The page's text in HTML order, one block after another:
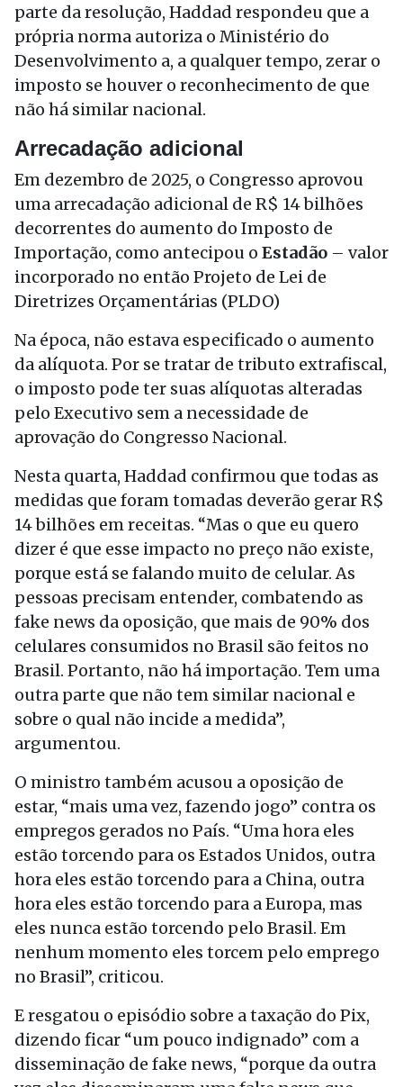
parte da resolução, Haddad respondeu que a
própria norma autoriza o Ministério do
Desenvolvimento a, a qualquer tempo, zerar o
imposto se houver o reconhecimento de que
não há similar nacional.
Arrecadação adicional
Em dezembro de 2025, o Congresso aprovou
uma arrecadação adicional de R$ 14 bilhões
decorrentes do aumento do Imposto de
Importação, como antecipou o Estadão – valor
incorporado no então Projeto de Lei de
Diretrizes Orçamentárias (PLDO)
Na época, não estava especificado o aumento
da alíquota. Por se tratar de tributo extrafiscal,
o imposto pode ter suas alíquotas alteradas
pelo Executivo sem a necessidade de
aprovação do Congresso Nacional.
Nesta quarta, Haddad confirmou que todas as
medidas que foram tomadas deverão gerar R$
14 bilhões em receitas. “Mas o que eu quero
dizer é que esse impacto no preço não existe,
porque está se falando muito de celular. As
pessoas precisam entender, combatendo as
fake news da oposição, que mais de 90% dos
celulares consumidos no Brasil são feitos no
Brasil. Portanto, não há importação. Tem uma
outra parte que não tem similar nacional e
sobre o qual não incide a medida”,
argumentou.
O ministro também acusou a oposição de
estar, “mais uma vez, fazendo jogo” contra os
empregos gerados no País. “Uma hora eles
estão torcendo para os Estados Unidos, outra
hora eles estão torcendo para a China, outra
hora eles estão torcendo para a Europa, mas
eles nunca estão torcendo pelo Brasil. Em
nenhum momento eles torcem pelo emprego
no Brasil”, criticou.
E resgatou o episódio sobre a taxação do Pix,
dizendo ficar “um pouco indignado” com a
disseminação de fake news, “porque da outra